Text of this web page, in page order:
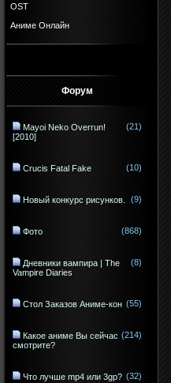
OST
Аниме Онлайн
Форум
Mayoi Neko Overrun!
[2010]
(21)
Crucis Fatal Fake (10)
Новый конкурс рисунков. (9)
Фото (868)
Дневники вампира | The
Vampire Diaries
(8)
Стол Заказов Аниме-кон (55)
Какое аниме Вы сейчас
смотрите?
(214)
Что лучше mp4 или 3gp? (32)